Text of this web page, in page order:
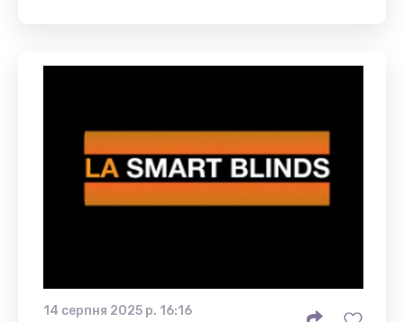
14 серпня 2025 р. 16:16